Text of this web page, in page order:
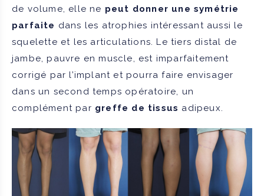
de volume, elle ne peut donner une symétrie
parfaite dans les atrophies intéressant aussi le
squelette et les articulations. Le tiers distal de
jambe, pauvre en muscle, est imparfaitement
corrigé par l’implant et pourra faire envisager
dans un second temps opératoire, un
complément par greffe de tissus adipeux.